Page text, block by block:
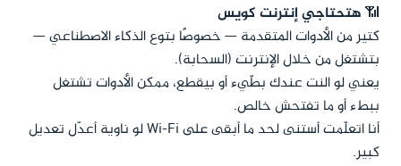
📶هتحتاجي إنترنت كويس
كتير من الأدوات المتقدمة — خصوصًا بتوع الذكاء الاصطناعي —
بتشتغل من خلال الإنترنت (السحابة).
يعني لو النت عندك بطّيء أو بيقطع، ممكن الأدوات تشتغل
ببطء أو ما تفتحش خالص.
أنا اتعلّمت أستنى لحد ما أبقى على Wi-Fi لو ناوية أعدّل تعديل
كبير.